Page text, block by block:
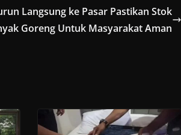
Langsung ke Pasar Pastikan Stok
Goreng Untuk Masyarakat Aman